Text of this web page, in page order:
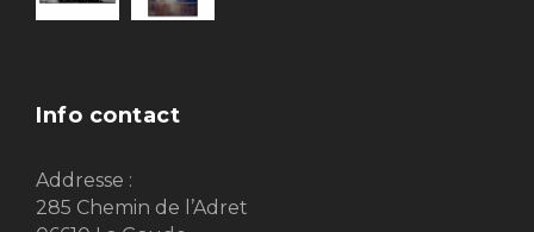
Info contact
Addresse :
285 Chemin de l’Adret